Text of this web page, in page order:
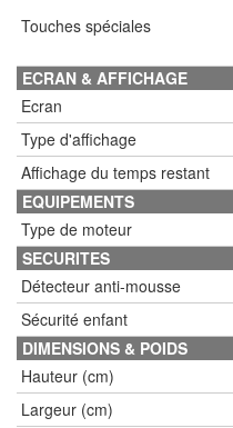
Touches spéciales
ECRAN & AFFICHAGE
Ecran
Type d'affichage
Affichage du temps restant
EQUIPEMENTS
Type de moteur
SECURITES
Détecteur anti-mousse
Sécurité enfant
DIMENSIONS & POIDS
Hauteur (cm)
Largeur (cm)